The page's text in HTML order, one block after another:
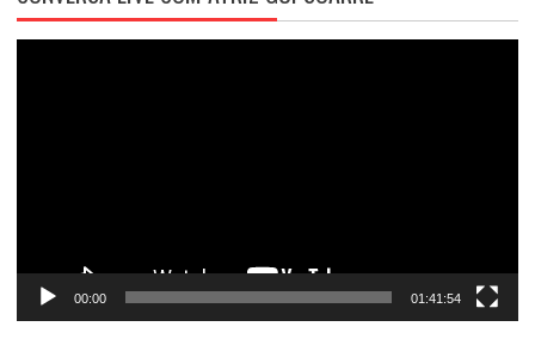
00:00 01:41:54